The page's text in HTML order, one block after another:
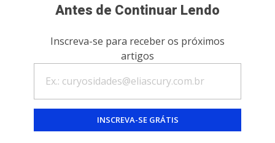
Antes de Continuar Lendo
Inscreva-se para receber os próximos
artigos